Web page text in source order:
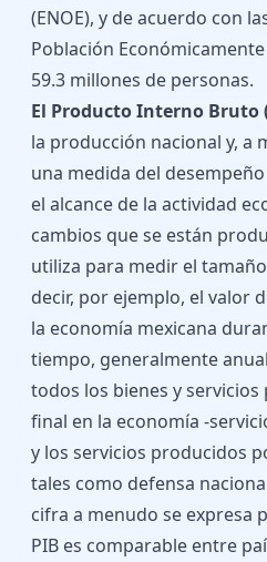
(ENOE), y de acuerdo con
Población
59.3 millones de personas.
El Producto Interno Bruto
la producción nacional y, a
una medida del
el alcance de la actividad
cambios que se están
utiliza para medir el
decir, por ejemplo, el valor
la economía mexicana
tiempo, generalmente
todos los bienes y
final en la economía -
y los servicios producidos
tales como defensa
cifra a menudo se expresa
PIB es comparable entre